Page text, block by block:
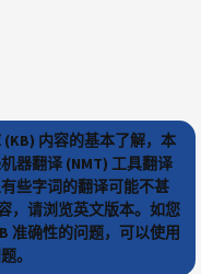
内容的基本了解，本
器翻译 (NMT) 工具翻译
些字词的翻译可能不甚
，请浏览英文版本。如您
准确性的问题，可以使用
。